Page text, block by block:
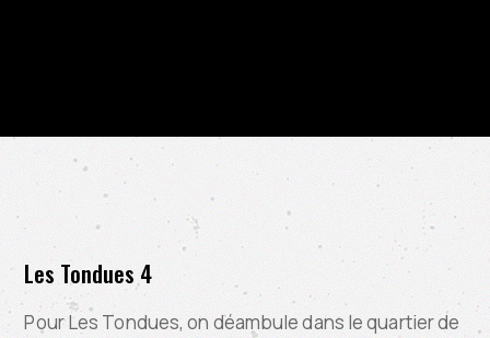
Les Tondues 4
Pour Les Tondues, on déambule dans le quartier de